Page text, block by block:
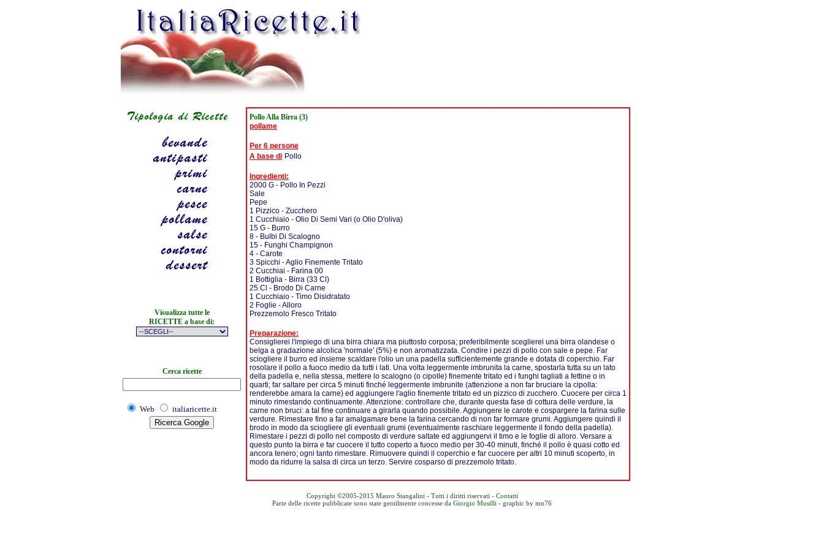
Visualizza tutte le
RICETTE a base di:
Cerca ricette
Web italiaricette.it
Pollo Alla Birra (3)
pollame
Per 6 persone
A base di Pollo
Ingredienti:
2000 G - Pollo In Pezzi
Sale
Pepe
1 Pizzico - Zucchero
1 Cucchiaio - Olio Di Semi Vari (o Olio D'oliva)
15 G - Burro
8 - Bulbi Di Scalogno
15 - Funghi Champignon
4 - Carote
3 Spicchi - Aglio Finemente Tritato
2 Cucchiai - Farina 00
1 Bottiglia - Birra (33 Cl)
25 Cl - Brodo Di Carne
1 Cucchiaio - Timo Disidratato
2 Foglie - Alloro
Prezzemolo Fresco Tritato
Preparazione:
Consiglierei l'impiego di una birra chiara ma piuttosto corposa; preferibilmente sceglierei una birra olandese o
belga a gradazione alcolica 'normale' (5%) e non aromatizzata. Condire i pezzi di pollo con sale e pepe. Far
sciogliere il burro ed insieme scaldare l'olio un una padella sufficientemente grande e dotata di coperchio. Far
rosolare il pollo a fuoco medio da tutti i lati. Una volta leggermente imbrunita la carne, spostarla tutta su un lato
della padella e, nella stessa, mettere lo scalogno (o cipolle) finemente tritato ed i funghi tagliati a fettine o in
quarti; far saltare per circa 5 minuti finché leggermente imbrunite (attenzione a non far bruciare la cipolla:
renderebbe amara la carne) ed aggiungere l'aglio finemente tritato ed un pizzico di zucchero. Cuocere per circa 1
minuto rimestando continuamente. Attenzione: controllare che, durante questa fase di cottura delle verdure, la
carne non bruci: a tal fine continuare a girarla quando possibile. Aggiungere le carote e cospargere la farina sulle
verdure. Rimestare fino a far amalgamare bene la farina cercando di non far formare grumi. Aggiungere quindi il
brodo in modo da sciogliere gli eventuali grumi (eventualmente raschiare leggermente il fondo della padella).
Rimestare i pezzi di pollo nel composto di verdure saltate ed aggiungervi il timo e le foglie di alloro. Versare a
questo punto la birra e far cuocere il tutto coperto a fuoco medio per 30-40 minuti, finché il pollo è quasi cotto ed
ancora tenero; ogni tanto rimestare. Rimuovere quindi il coperchio e far cuocere per altri 10 minuti scoperto, in
modo da ridurre la salsa di circa un terzo. Servire cosparso di prezzemolo tritato.
Copyright ©2005-2015 Mauro Stangalini - Tutti i diritti riservati - Contatti
Parte delle ricette pubblicate sono state gentilmente concesse da Giorgio Musilli - graphic by mn76